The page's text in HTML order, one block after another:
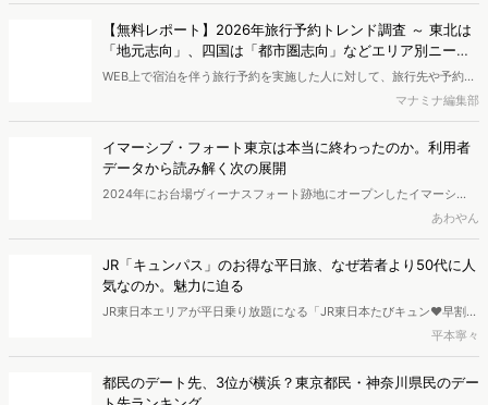
迫ります。
ウイーク）・秋（シルバーウィーク）ともに5連休となる日並びのよ
さを背景に、数日間の滞在を伴う中期的な旅行ニーズが高くなると考
えられます。旅行先のトレンドや旅行予約の実態を2025年の旅行予
約データから明らかにします。※資料は記事内の入力フォームより、
ダウンロードいただけます。
マナミナ編集部
イマーシブ・フォート東京は本当に終わったのか。利用者
とを発表しました。本記事では、開業から2年間の利用者データや消
費行動をもとに、同施設がどのように支持されてきたのかを分析しま
した。また、「リアル脱出ゲーム」との比較や閉業理由を踏まえ、イ
あわやん
JR「キュンパス」のお得な平日旅、なぜ若者より50代に人
ため、かなりお得な旅行を実現できます。今回は、そんなキュンパス
の正体を見ていきます。記事の後半では、「平日」に焦点を当て分析
し、最後には平日をお得に楽しむ方法をご紹介します。
平本寧々
都民のデート先、3位が横浜？東京都民・神奈川県民のデー
いからこそ「結局みんな、どこに行くのか」が見えにくい面もありま
見掛 満琉